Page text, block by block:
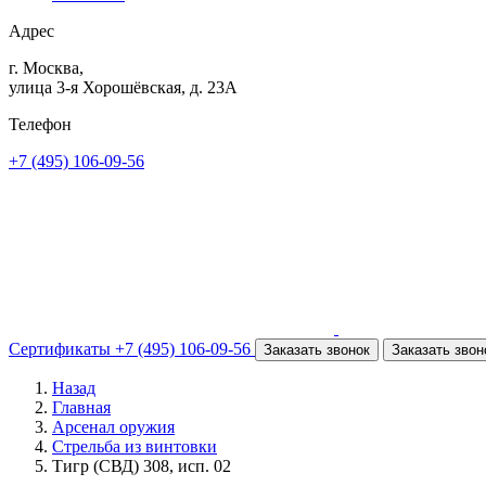
Адрес
г. Москва,
улица 3-я Хорошёвская, д. 23А
Телефон
+7 (495) 106-09-56
Сертификаты +7 (495) 106-09-56 Заказать звонок Заказать
Назад
Главная
Арсенал оружия
Стрельба из винтовки
Тигр (СВД) 308, исп. 02